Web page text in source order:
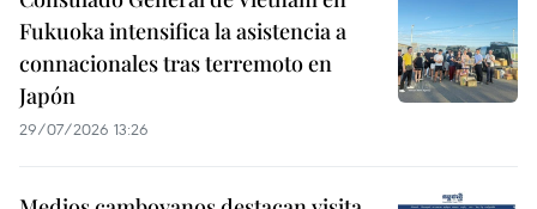
Fukuoka intensifica la asistencia a
connacionales tras terremoto en
Japón
29/07/2026 13:26